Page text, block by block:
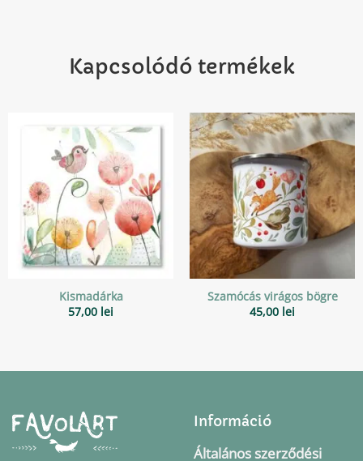
Kapcsolódó termékek
Kismadárka
57,00 lei
Szamócás virágos bögre
45,00 lei
Információ
Általános szerződési